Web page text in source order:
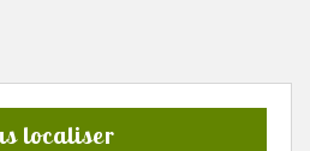
localiser